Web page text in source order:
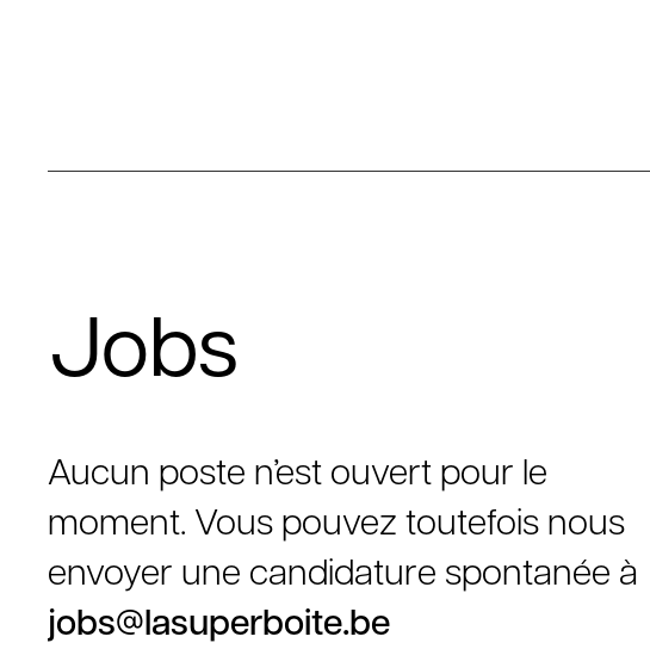
Jobs
Aucun poste n’est ouvert pour le
moment. Vous pouvez toutefois nous
envoyer une candidature spontanée à
jobs@lasuperboite.be